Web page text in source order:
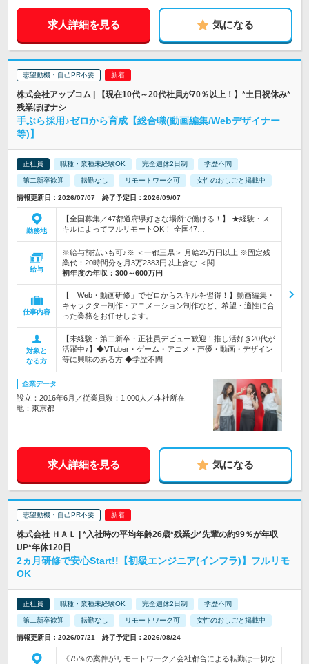
求人詳細を見る 気になる
志望動機・自己PR不要
株式会社アップコム | 【現在10代～20代社員が70％以上！】*土日祝休み*
残業ほぼナシ
手ぶら採用♪ゼロから育成【総合職(動画編集/Webデザイナー
等)】
正社員 職種・業種未経験OK 完全週休2日制 学歴不問
第二新卒歓迎 転勤なし リモートワーク可 女性のおしごと掲載中
情報更新日：2026/07/07 終了予定日：2026/09/07
勤務地
【全国募集／47都道府県好きな場所で働ける！】 ★経験・ス
キルによってフルリモートOK！ 全国47…
給与
※給与前払いも可♪※ ＜一都三県＞ 月給25万円以上 ※固定残
業代：20時間分を月3万2383円以上含む ＜関…
初年度の年収： 300～600万円
仕事内容
【「Web・動画研修」でゼロからスキルを習得！】動画編集・
キャラクター制作・アニメーション制作など、希望・適性に合
った業務をお任せします。
対象と
なる方
【未経験・第二新卒・正社員デビュー歓迎！推し活好き20代が
活躍中♪】◆VTuber・ゲーム・アニメ・声優・動画・デザイン
等に興味のある方 ◆学歴不問
企業データ
設立：2016年6月／従業員数：1,000人／本社所在
地：東京都
求人詳細を見る 気になる
志望動機・自己PR不要
株式会社 ＨＡＬ | *入社時の平均年齢26歳*残業少*先輩の約99％が年収
UP*年休120日
2ヵ月研修で安心Start!!【初級エンジニア(インフラ)】フルリモ
OK
正社員 職種・業種未経験OK 完全週休2日制 学歴不問
第二新卒歓迎 転勤なし リモートワーク可 女性のおしごと掲載中
情報更新日：2026/07/21 終了予定日：2026/08/24
《75％の案件がリモートワーク／会社都合による転勤は一切な